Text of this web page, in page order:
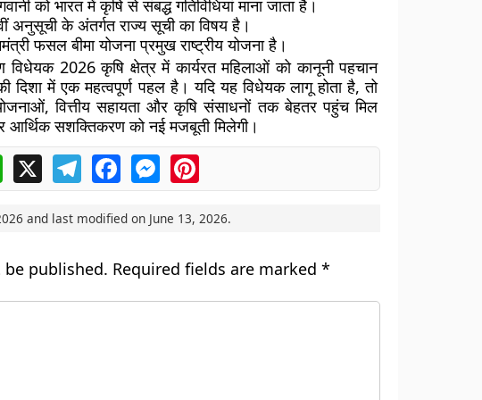
को भारत में कृषि से संबद्ध गतिविधियां माना जाता है।
अनुसूची के अंतर्गत राज्य सूची का विषय है।
फसल बीमा योजना प्रमुख राष्ट्रीय योजना है।
विधेयक 2026 कृषि क्षेत्र में कार्यरत महिलाओं को कानूनी पहचान
में एक महत्वपूर्ण पहल है। यदि यह विधेयक लागू होता है, तो
वित्तीय सहायता और कृषि संसाधनों तक बेहतर पहुंच मिल
सशक्तिकरण को नई मजबूती मिलेगी।
WhatsApp
X TelegramFacebookMessengerPinterest
and last modified on June 13, 2026.
published. Required fields are marked *